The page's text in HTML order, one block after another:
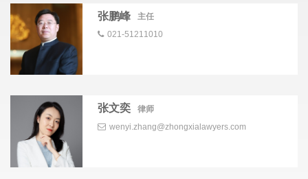
张鹏峰
主任
021-51211010
张文奕
律师
wenyi.zhang@zhongxialawyers.com